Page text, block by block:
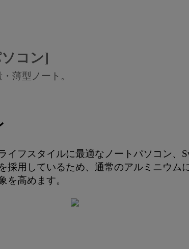
コン]
薄型ノート。
フスタイルに最適なノートパソコン、
用しているため、通常のアルミニウム
を高めます。